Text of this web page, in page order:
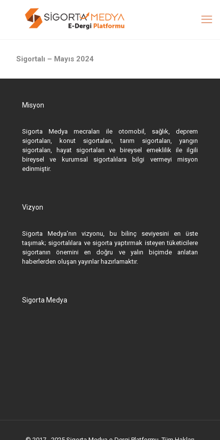
Sigortalı – Mayıs 2024
Misyon
Sigorta Medya mecraları ile otomobil, sağlık, deprem
sigortaları, konut sigortaları, tarım sigortaları, yangın
sigortaları, hayat sigortaları ve bireysel emeklilik ile ilgili
bireysel ve kurumsal sigortalılara bilgi vermeyi misyon
edinmiştir.
Vizyon
Sigorta Medya’nın vizyonu, bu bilinç seviyesini en üste
taşımak; sigortalılara ve sigorta yaptırmak isteyen tüketicilere
sigortanın önemini en doğru ve yalın biçimde anlatan
haberlerden oluşan yayınlar hazırlamaktır.
Sigorta Medya